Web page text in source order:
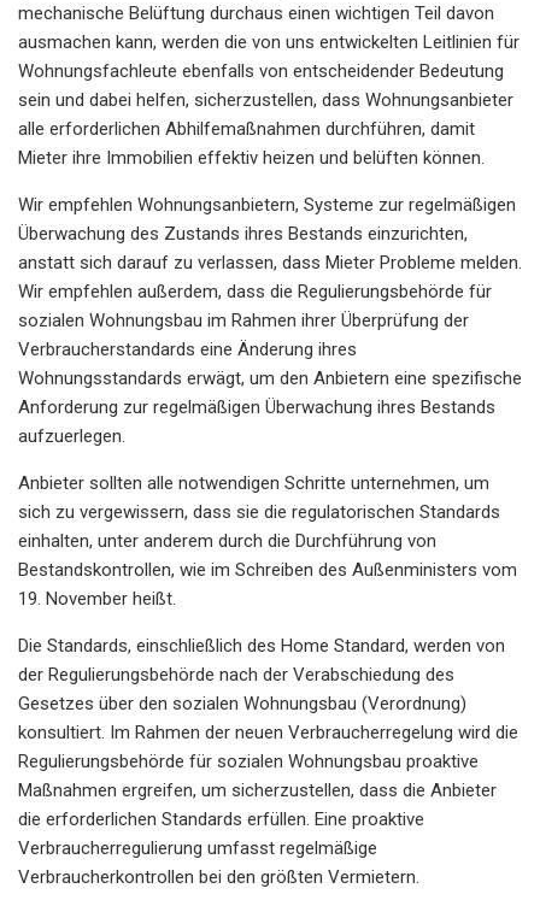
mechanische Belüftung durchaus einen wichtigen Teil davon
ausmachen kann, werden die von uns entwickelten Leitlinien für
Wohnungsfachleute ebenfalls von entscheidender Bedeutung
sein und dabei helfen, sicherzustellen, dass Wohnungsanbieter
alle erforderlichen Abhilfemaßnahmen durchführen, damit
Mieter ihre Immobilien effektiv heizen und belüften können.
Wir empfehlen Wohnungsanbietern, Systeme zur regelmäßigen
Überwachung des Zustands ihres Bestands einzurichten,
anstatt sich darauf zu verlassen, dass Mieter Probleme melden.
Wir empfehlen außerdem, dass die Regulierungsbehörde für
sozialen Wohnungsbau im Rahmen ihrer Überprüfung der
Verbraucherstandards eine Änderung ihres
Wohnungsstandards erwägt, um den Anbietern eine spezifische
Anforderung zur regelmäßigen Überwachung ihres Bestands
aufzuerlegen.
Anbieter sollten alle notwendigen Schritte unternehmen, um
sich zu vergewissern, dass sie die regulatorischen Standards
einhalten, unter anderem durch die Durchführung von
Bestandskontrollen, wie im Schreiben des Außenministers vom
19. November heißt.
Die Standards, einschließlich des Home Standard, werden von
der Regulierungsbehörde nach der Verabschiedung des
Gesetzes über den sozialen Wohnungsbau (Verordnung)
konsultiert. Im Rahmen der neuen Verbraucherregelung wird die
Regulierungsbehörde für sozialen Wohnungsbau proaktive
Maßnahmen ergreifen, um sicherzustellen, dass die Anbieter
die erforderlichen Standards erfüllen. Eine proaktive
Verbraucherregulierung umfasst regelmäßige
Verbraucherkontrollen bei den größten Vermietern.